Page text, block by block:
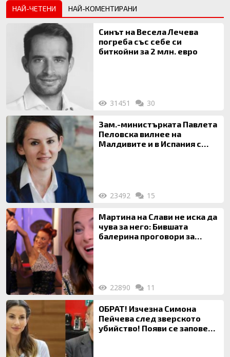
НАЙ-ЧЕТЕНИ НАЙ-КОМЕНТИРАНИ
Синът на Весела Лечева
погреба със себе си
биткойни за 2 млн. евро
31451 30
Зам.-министърката Павлета
Пеловска вилнее на
Малдивите и в Испания с
23492 15
Мартина на Слави не иска да
чува за него: Бившата
балерина проговори за
22890 11
ОБРАТ! Изчезна Симона
Пейчева след зверското
убийство! Появи се заповед